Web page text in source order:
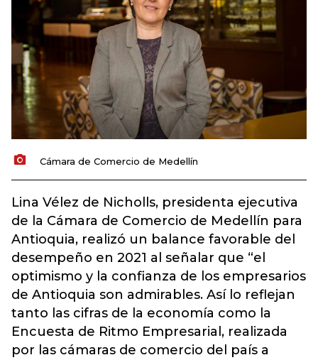
Cámara de Comercio de Medellín
Lina Vélez de Nicholls, presidenta ejecutiva
de la Cámara de Comercio de Medellín para
Antioquia, realizó un balance favorable del
desempeño en 2021 al señalar que “el
optimismo y la confianza de los empresarios
de Antioquia son admirables. Así lo reflejan
tanto las cifras de la economía como la
Encuesta de Ritmo Empresarial, realizada
por las cámaras de comercio del país a